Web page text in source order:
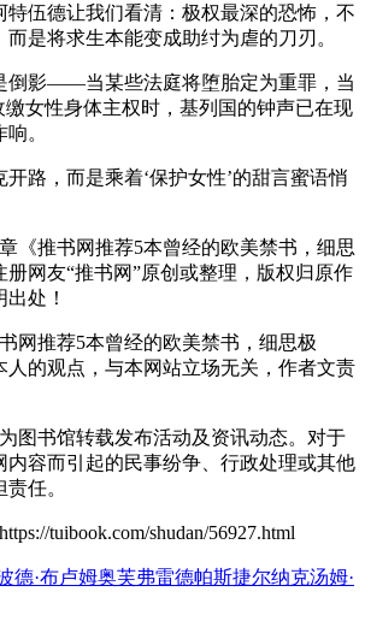
特伍德让我们看清：极权最深的恐怖，不
是将求生本能变成助纣为虐的刀刃。
倒影——当某些法庭将堕胎定为重罪，当
缴女性身体主权时，基列国的钟声已在现
。
路，而是乘着‘保护女性’的甜言蜜语悄
《推书网推荐5本曾经的欧美禁书，细思
网友“推书网”原创或整理，版权归原作
处！
网推荐5本曾经的欧美禁书，细思极
人的观点，与本网站立场无关，作者文责
图书馆转载发布活动及资讯动态。对于
内容而引起的民事纷争、行政处理或其他
任。
tuibook.com/shudan/56927.html
德·布卢姆奥芙弗雷德帕斯捷尔纳克汤姆·